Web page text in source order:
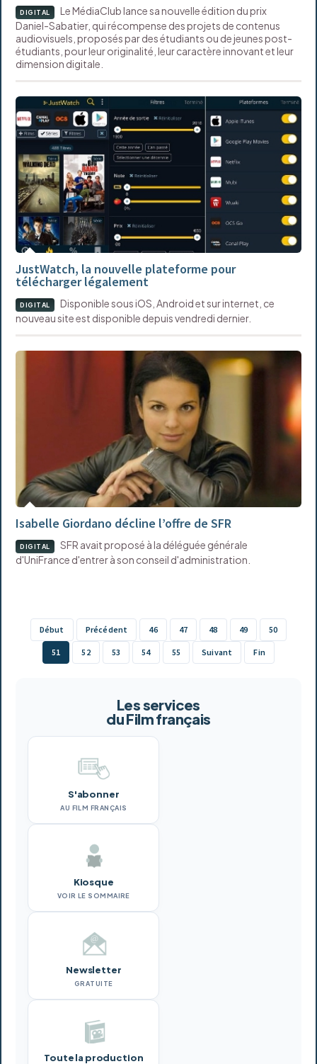
DIGITAL
Le MédiaClub lance sa nouvelle édition du prix
Daniel-Sabatier, qui récompense des projets de contenus
audiovisuels, proposés par des étudiants ou de jeunes post-
étudiants, pour leur originalité, leur caractère innovant et leur
dimension digitale.
JustWatch, la nouvelle plateforme pour
télécharger légalement
DIGITAL
Disponible sous iOS, Android et sur internet, ce
nouveau site est disponible depuis vendredi dernier.
Isabelle Giordano décline l’offre de SFR
DIGITAL
SFR avait proposé à la déléguée générale
d'UniFrance d'entrer à son conseil d'administration.
Début Précédent 46 47 48 49 50
51 52 53 54 55 Suivant Fin
Les services
du Film français
S'abonner
AU FILM FRANÇAIS
Kiosque
VOIR LE SOMMAIRE
Newsletter
GRATUITE
Toute la production